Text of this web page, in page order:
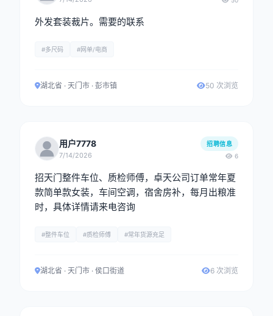
外发套装裁片。需要的联系
#多尺码 #网单/电商
湖北省 · 天门市 · 彭市镇 50 次浏览
用户7778
7/14/2026
招聘信息
6
招天门整件车位、质检师傅，卓天公司订单常年夏
款简单款女装，车间空调，宿舍房补，每月出粮准
时，具体详情请来电咨询
#整件车位 #质检师傅 #常年货源充足
湖北省 · 天门市 · 侯口街道 6 次浏览